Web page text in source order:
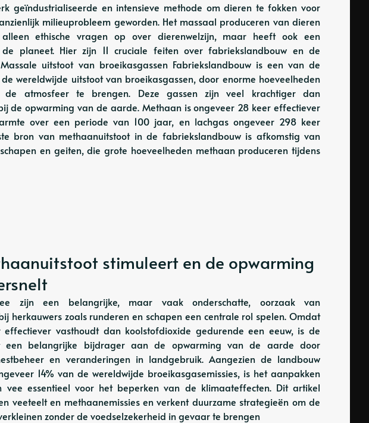
geïndustrialiseerde en intensieve methode om dieren te fokken voor
milieuprobleem geworden. Het massaal produceren van dieren
ethische vragen op over dierenwelzijn, maar heeft ook een
planeet. Hier zijn 11 cruciale feiten over fabriekslandbouw en de
uitstoot van broeikasgassen Fabriekslandbouw is een van de
wereldwijde uitstoot van broeikasgassen, door enorme hoeveelheden
atmosfeer te brengen. Deze gassen zijn veel krachtiger dan
de opwarming van de aarde. Methaan is ongeveer 28 keer effectiever
over een periode van 100 jaar, en lachgas ongeveer 298 keer
bron van methaanuitstoot in de fabriekslandbouw is afkomstig van
en geiten, die grote hoeveelheden methaan produceren tijdens
stimuleert en de opwarming
zijn een belangrijke, maar vaak onderschatte, oorzaak van
herkauwers zoals runderen en schapen een centrale rol spelen. Omdat
vasthoudt dan koolstofdioxide gedurende een eeuw, is de
een belangrijke bijdrager aan de opwarming van de aarde door
en veranderingen in landgebruik. Aangezien de landbouw
14% van de wereldwijde broeikasgasemissies, is het aanpakken
vee essentieel voor het beperken van de klimaateffecten. Dit artikel
veeteelt en methaanemissies en verkent duurzame strategieën om de
zonder de voedselzekerheid in gevaar te brengen